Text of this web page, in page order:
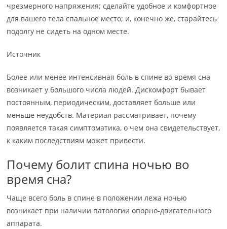
чрезмерного напряжения; сделайте удобное и комфортное
для вашего тела спальное место; и, конечно же, старайтесь
подолгу не сидеть на одном месте.
Источник
Более или менее интенсивная боль в спине во время сна
возникает у большого числа людей. Дискомфорт бывает
постоянным, периодическим, доставляет больше или
меньше неудобств. Материал рассматривает, почему
появляется такая симптоматика, о чем она свидетельствует,
к каким последствиям может привести.
Почему болит спина ночью во
время сна?
Чаще всего боль в спине в положении лежа ночью
возникает при наличии патологии опорно-двигательного
аппарата.